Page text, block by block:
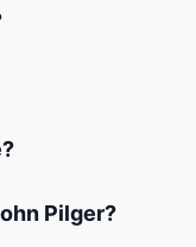
Pilger?